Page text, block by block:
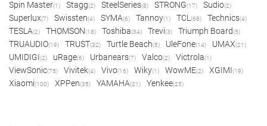
Spin Master(1) Stagg(2) SteelSeries(8) STRONG(17) Sudio(2)
Superlux(7) Swissten(4) SYMA(6) Tannoy(1) TCL (68) Technics(4)
TESLA(2) THOMSON(18) Toshiba(34) Trevi(3) Triumph Board(5)
TRUAUDIO(19) TRUST(32) Turtle Beach(5) UleFone(14) UMAX(21)
UMIDIGI(2) uRage(6) Urbanears(7) Valco(2) Victrola(1)
ViewSonic(75) Vivitek(4) Vivo(16) Wiky(1) WowME(2) XGIMI(19)
Xiaomi(100) XPPen(35) YAMAHA(21) Yenkee(25)